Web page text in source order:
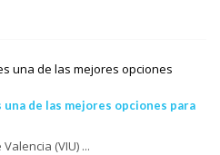
de las mejores opciones para
(VIU) ...